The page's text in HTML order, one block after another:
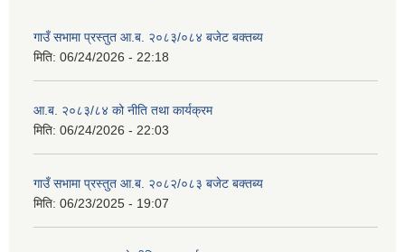
गाउँ सभामा प्रस्तुत आ.ब. २०८३/०८४ बजेट बक्तब्य
मिति: 06/24/2026 - 22:18
आ.ब. २०८३/८४ को नीति तथा कार्यक्रम
मिति: 06/24/2026 - 22:03
गाउँ सभामा प्रस्तुत आ.ब. २०८२/०८३ बजेट बक्तब्य
मिति: 06/23/2025 - 19:07